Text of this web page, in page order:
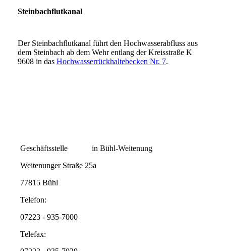
Steinbachflutkanal
Der Steinbachflutkanal führt den Hochwasserabfluss aus
dem Steinbach ab dem Wehr entlang der Kreisstraße K
9608 in das Hochwasserrückhaltebecken Nr. 7.
Geschäftsstelle in Bühl-Weitenung
Weitenunger Straße 25a
77815 Bühl
Telefon:
07223 - 935-7000
Telefax: